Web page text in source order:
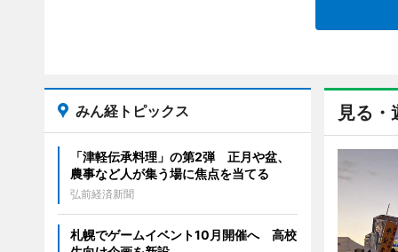
見る・
みん経トピックス
「津軽伝承料理」の第2弾 正月や盆、
農事など人が集う場に焦点を当てる
弘前経済新聞
札幌でゲームイベント10月開催へ 高校